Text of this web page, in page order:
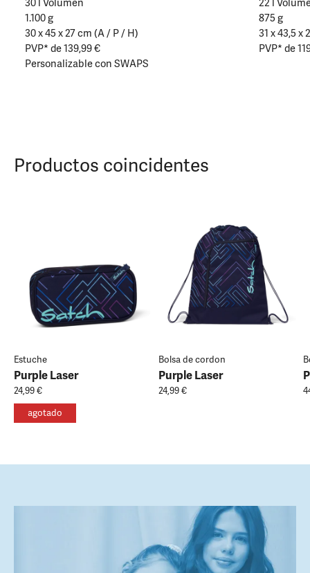
30 l Volumen
1.100 g
30 x 45 x 27 cm (A / P / H)
PVP* de 139,99 €
Personalizable con SWAPS
22 l
875 g
31 x 43,5 x
PVP* de
Productos coincidentes
Estuche
Purple Laser
24,99 €
agotado
Bolsa de cordon
Purple Laser
24,99 €